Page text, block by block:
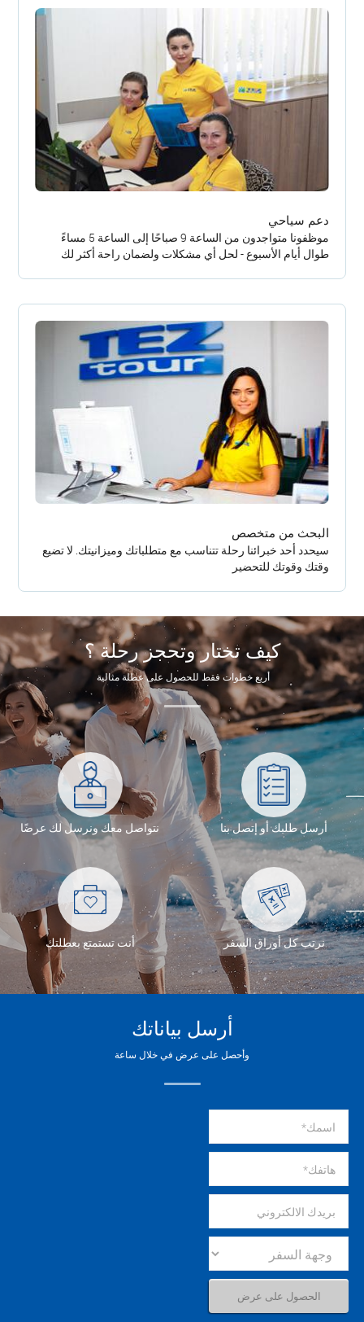
دعم سياحي
موظفونا متواجدون من الساعة 9 صباحًا إلى الساعة 5 مساءً
طوال أيام الأسبوع - لحل أي مشكلات ولضمان راحة أكثر لك
البحث من متخصص
سيحدد أحد خبرائنا رحلة تتناسب مع متطلباتك وميزانيتك. لا تضيع
وقتك وقوتك للتحضير
كيف تختار وتحجز رحلة ؟
أربع خطوات فقط للحصول على عطلة مثالية
أرسل طلبك أو إتصل بنا نتواصل معك ونرسل لك عرضًا
نرتب كل أوراق السفر أنت تستمتع بعطلتك
أرسل بياناتك
وأحصل على عرض في خلال ساعة